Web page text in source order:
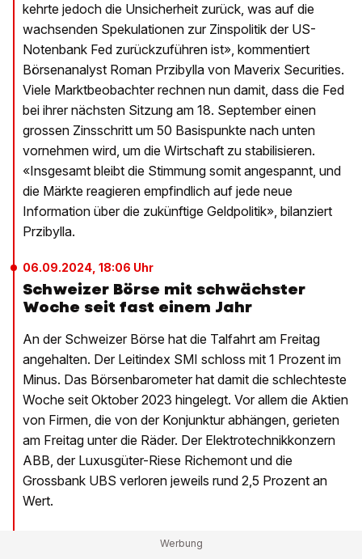
kehrte jedoch die Unsicherheit zurück, was auf die
wachsenden Spekulationen zur Zinspolitik der US-
Notenbank Fed zurückzuführen ist», kommentiert
Börsenanalyst Roman Przibylla von Maverix Securities.
Viele Marktbeobachter rechnen nun damit, dass die Fed
bei ihrer nächsten Sitzung am 18. September einen
grossen Zinsschritt um 50 Basispunkte nach unten
vornehmen wird, um die Wirtschaft zu stabilisieren.
«Insgesamt bleibt die Stimmung somit angespannt, und
die Märkte reagieren empfindlich auf jede neue
Information über die zukünftige Geldpolitik», bilanziert
Przibylla.
06.09.2024, 18:06 Uhr
Schweizer Börse mit schwächster
Woche seit fast einem Jahr
An der Schweizer Börse hat die Talfahrt am Freitag
angehalten. Der Leitindex SMI schloss mit 1 Prozent im
Minus. Das Börsenbarometer hat damit die schlechteste
Woche seit Oktober 2023 hingelegt. Vor allem die Aktien
von Firmen, die von der Konjunktur abhängen, gerieten
am Freitag unter die Räder. Der Elektrotechnikkonzern
ABB, der Luxusgüter-Riese Richemont und die
Grossbank UBS verloren jeweils rund 2,5 Prozent an
Wert.